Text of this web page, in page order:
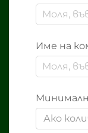
Име на
Ако